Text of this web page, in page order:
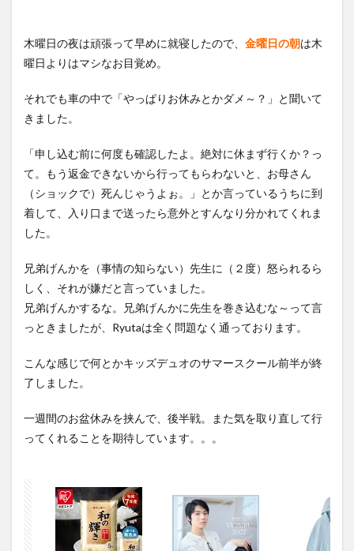
木曜日の夜は頑張って早めに就寝したので、 金曜日の朝は木
曜日よりはマシなお目覚め。
それでも車の中で「やっぱりお休みとかダメ～？」と聞いて
きました。
「申し込む前に何度も確認したよ。絶対に休まず行くか？っ
て。もう返金できないから行ってもらわないと、お母さん
（ショックで）死んじゃうよぉ。」とか言っているうちに到
着して、入り口まで送ったら意外とすんなり分かれてくれま
した。
兄弟げんかを（事情の知らない）先生に（２度）怒られるら
しく、それが嫌だと言っていました。
兄弟げんかするな。兄弟げんかに先生を巻き込むな～って言
っときましたが、Ryutaは全く問題なく通っております。
こんな感じで何とかキッズデュオのサマースクール前半が終
了しました。
一週間のお盆休みを挟んで、後半戦。また気を取り直して行
ってくれることを期待しています。。。